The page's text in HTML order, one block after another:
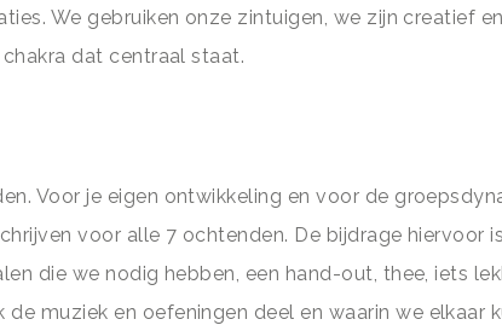
We gebruiken onze zintuigen, we zijn creatief
dat centraal staat.
Voor je eigen ontwikkeling en voor de
voor alle 7 ochtenden. De bijdrage hiervoor
die we nodig hebben, een hand-out, thee, iets
muziek en oefeningen deel en waarin we elkaar